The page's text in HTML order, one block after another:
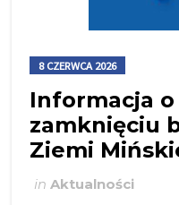
8 CZERWCA 2026
Informacja
zamknięciu
Ziemi
inAktualności